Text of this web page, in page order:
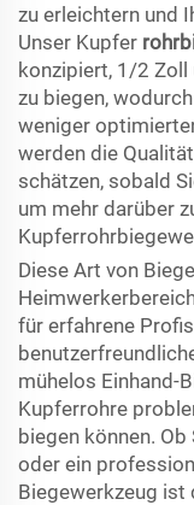
zu erleichtern und
Unser Kupfer
konzipiert, 1/2
zu biegen,
weniger
werden die
schätzen, sobald
um mehr darüber
Diese Art von
für erfahrene
mühelos Einhand-
Kupferrohre
biegen können.
oder ein
Biegewerkzeug ist